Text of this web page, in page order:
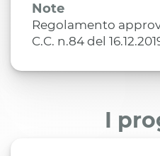
Note
Regolamento
C.C. n.84 del
I